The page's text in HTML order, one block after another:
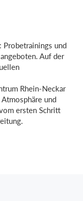
und
Auf der
Rhein-Neckar
und
ersten Schritt